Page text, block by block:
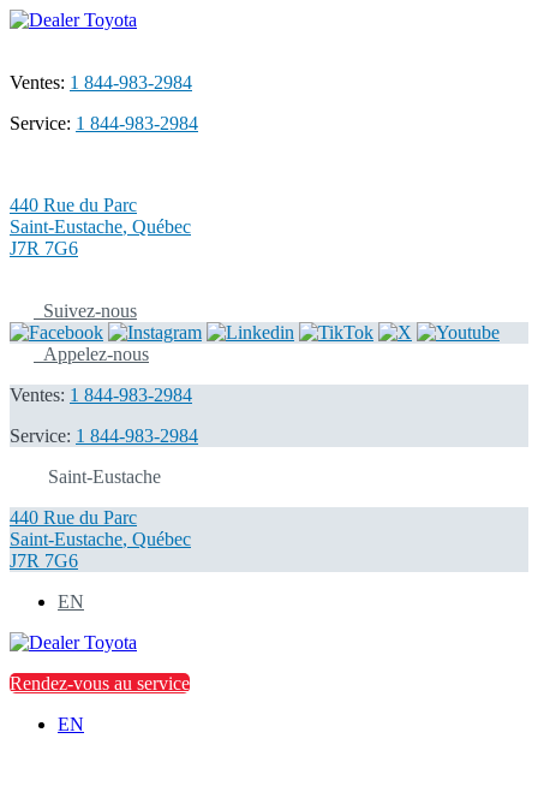
Ventes: 1 844-983-2984
Service: 1 844-983-2984
440 Rue du Parc
Saint-Eustache, Québec
J7R 7G6
Suivez-nous
Appelez-nous
Ventes: 1 844-983-2984
Service: 1 844-983-2984
Saint-Eustache
440 Rue du Parc
Saint-Eustache, Québec
J7R 7G6
EN
Rendez-vous au service
EN